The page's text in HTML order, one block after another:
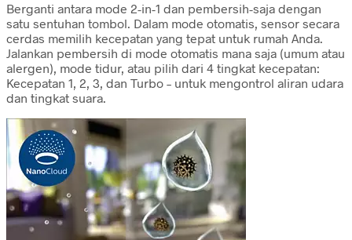
Berganti antara mode 2-in-1 dan pembersih-saja dengan
satu sentuhan tombol. Dalam mode otomatis, sensor secara
cerdas memilih kecepatan yang tepat untuk rumah Anda.
Jalankan pembersih di mode otomatis mana saja (umum atau
alergen), mode tidur, atau pilih dari 4 tingkat kecepatan:
Kecepatan 1, 2, 3, dan Turbo – untuk mengontrol aliran udara
dan tingkat suara.